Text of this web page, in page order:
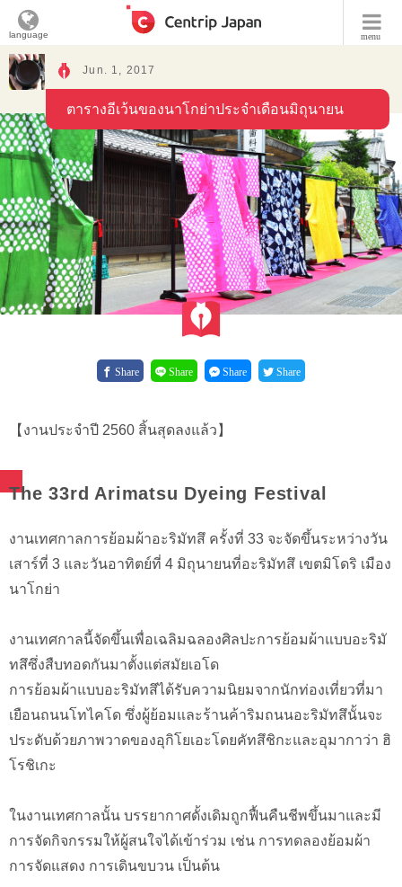
menu
language
Jun. 1, 2017
ตารางอีเว้นของนาโกย่าประจำเดือนมิถุนายน
Share Share Share Share
【งานประจำปี 2560 สิ้นสุดลงแล้ว】
The 33rd Arimatsu Dyeing Festival
งานเทศกาลการย้อมผ้าอะริมัทสึ ครั้งที่ 33 จะจัดขึ้นระหว่างวัน
เสาร์ที่ 3 และวันอาทิตย์ที่ 4 มิถุนายนที่อะริมัทสึ เขตมิโดริ เมือง
นาโกย่า
งานเทศกาลนี้จัดขึ้นเพื่อเฉลิมฉลองศิลปะการย้อมผ้าแบบอะริมั
ทสึซึ่งสืบทอดกันมาตั้งแต่สมัยเอโด
การย้อมผ้าแบบอะริมัทสึได้รับความนิยมจากนักท่องเที่ยวที่มา
เยือนถนนโทไคโด ซึ่งผู้ย้อมและร้านค้าริมถนนอะริมัทสึนั้นจะ
ประดับด้วยภาพวาดของอุกิโยเอะโดยคัทสึชิกะและอุมากาว่า ฮิ
โรชิเกะ
ในงานเทศกาลนั้น บรรยากาศดั้งเดิมถูกฟื้นคืนชีพขึ้นมาและมี
การจัดกิจกรรมให้ผู้สนใจได้เข้าร่วม เช่น การทดลองย้อมผ้า
การจัดแสดง การเดินขบวน เป็นต้น